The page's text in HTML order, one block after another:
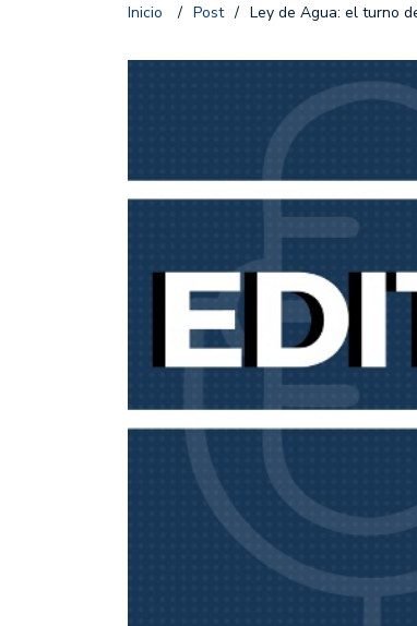
Inicio / Post / Ley de Agua: el turno